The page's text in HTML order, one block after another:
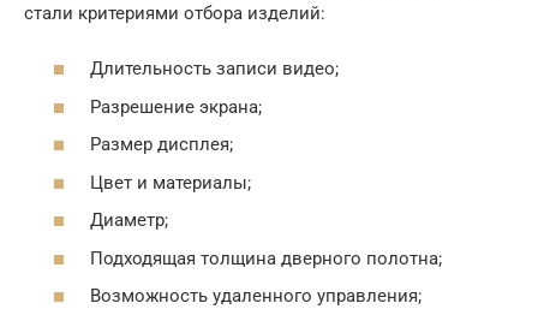
стали критериями отбора изделий:
Длительность записи видео;
Разрешение экрана;
Размер дисплея;
Цвет и материалы;
Диаметр;
Подходящая толщина дверного полотна;
Возможность удаленного управления;